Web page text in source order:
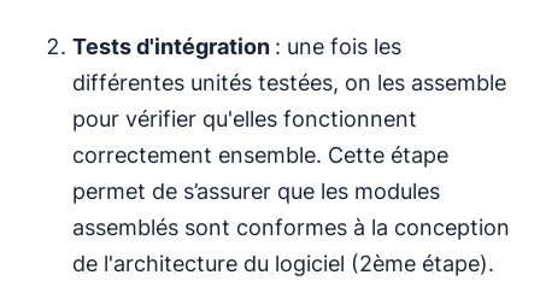
Tests d'intégration : une fois les
différentes unités testées, on les assemble
pour vérifier qu'elles fonctionnent
correctement ensemble. Cette étape
permet de s’assurer que les modules
assemblés sont conformes à la conception
de l'architecture du logiciel (2ème étape).